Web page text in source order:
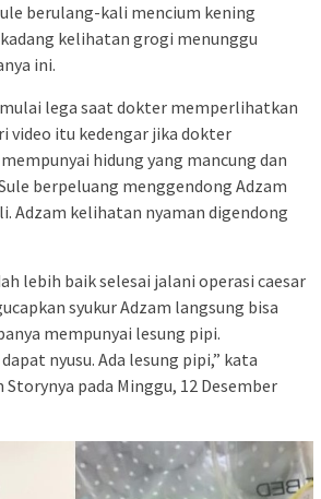
berulang-kali mencium kening
kelihatan grogi menunggu
ini.
lega saat dokter memperlihatkan
video itu kedengar jika dokter
hidung yang mancung dan
berpeluang menggendong Adzam
Adzam kelihatan nyaman digendong
lebih baik selesai jalani operasi caesar
syukur Adzam langsung bisa
mempunyai lesung pipi.
nyusu. Ada lesung pipi,” kata
pada Minggu, 12 Desember